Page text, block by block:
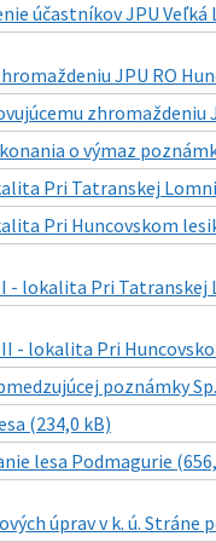
účastníkov JPU Veľká
JPU RO
zhromaždeniu
o výmaz
Pri Tatranskej
Pri Huncovskom
- lokalita Pri Tatranskej
- lokalita Pri
poznámky
(234,0 kB)
lesa Podmagurie
úprav v k. ú. Stráne